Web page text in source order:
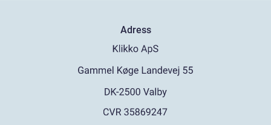
Adress